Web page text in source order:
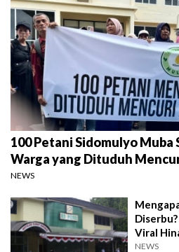
100 Petani Sidomulyo Muba
Warga yang Dituduh
NEWS
Viral
NEWS